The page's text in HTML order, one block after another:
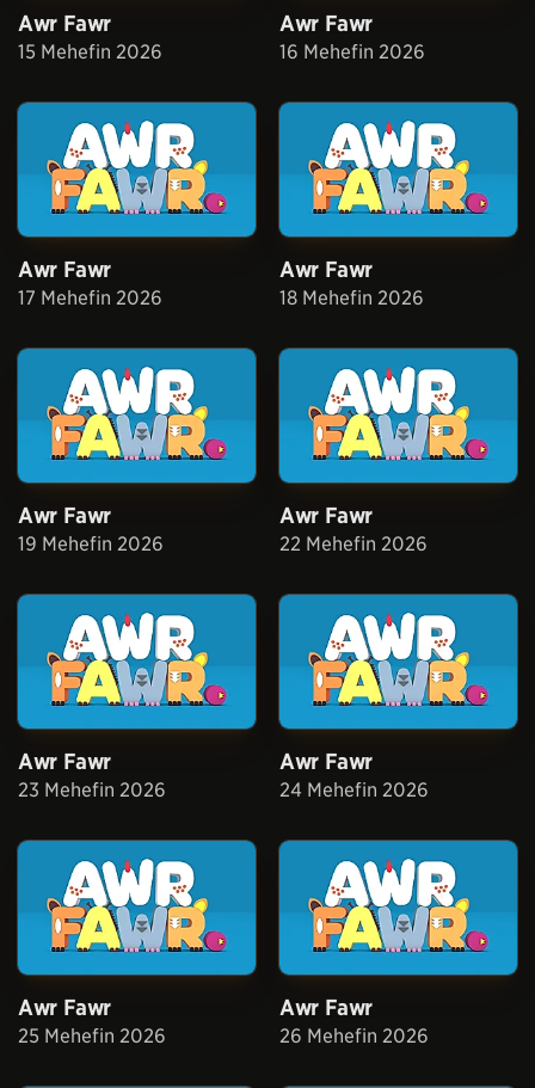
Awr Fawr
15 Mehefin 2026
Awr Fawr
16 Mehefin 2026
Awr Fawr
17 Mehefin 2026
Awr Fawr
18 Mehefin 2026
Awr Fawr
19 Mehefin 2026
Awr Fawr
22 Mehefin 2026
Awr Fawr
23 Mehefin 2026
Awr Fawr
24 Mehefin 2026
Awr Fawr
25 Mehefin 2026
Awr Fawr
26 Mehefin 2026